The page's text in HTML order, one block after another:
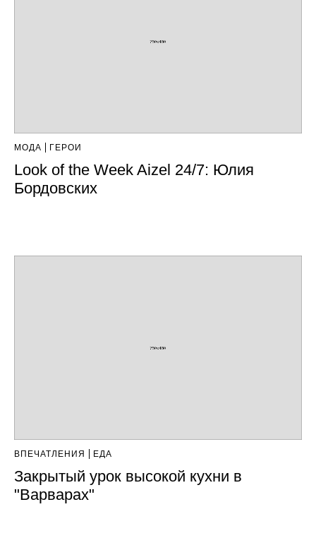
МОДА ГЕРОИ
Look of the Week Aizel 24/7: Юлия
Бордовских
ВПЕЧАТЛЕНИЯ ЕДА
Закрытый урок высокой кухни в
"Варварах"